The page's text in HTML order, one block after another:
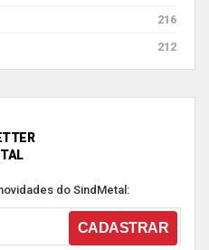
216
212
do SindMetal: